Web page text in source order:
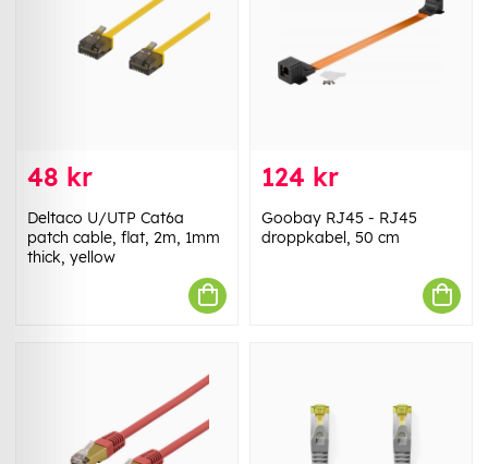
48 kr
Deltaco U/UTP Cat6a
patch cable, flat, 2m, 1mm
thick, yellow
124 kr
Goobay RJ45 - RJ45
droppkabel, 50 cm